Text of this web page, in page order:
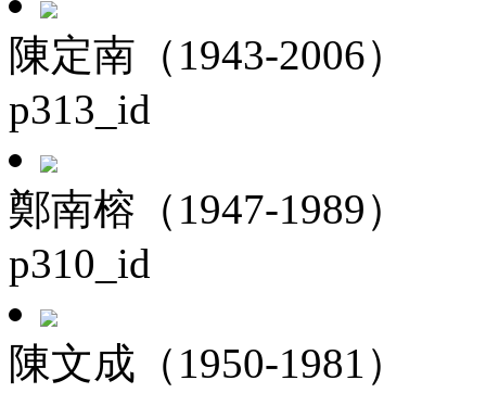
陳定南（1943-2006）
p313_id
鄭南榕（1947-1989）
p310_id
陳文成（1950-1981）